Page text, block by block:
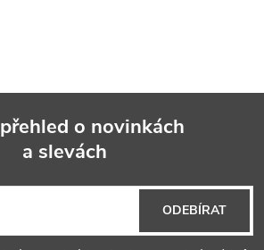
o novinkách
a slevách
ODEBÍRAT